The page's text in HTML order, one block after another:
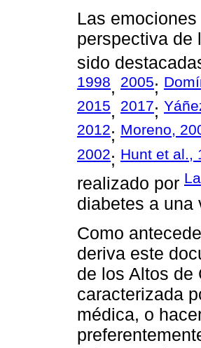
Las
perspectiva de
sido
1998, 2005;
2015, 2017;
2012; Moreno,
2002; Hunt et al.,
realizado por
diabetes a una
Como
deriva este
de los Altos de
caracterizada
médica, o